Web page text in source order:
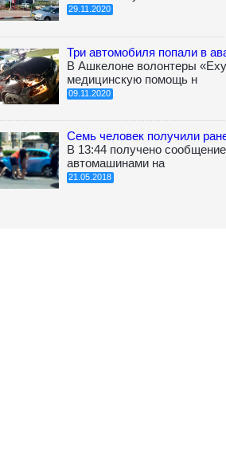
29.11.2020
Три автомобиля попали в
В Ашкелоне волонтеры
медицинскую помощь н
09.11.2020
Семь человек получили
В 13:44 получено
автомашинами на
21.05.2018